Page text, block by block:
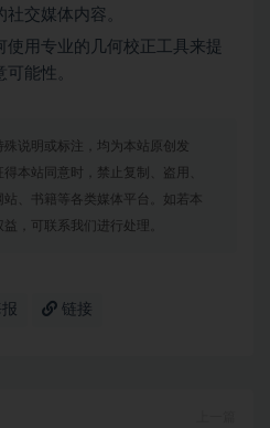
交媒体内容。
使用专业的几何校正工具来提
能性。
说明或标注，均为本站原创发
本站同意时，禁止复制、盗用、
、书籍等各类媒体平台。如若本
，可联系我们进行处理。
链接